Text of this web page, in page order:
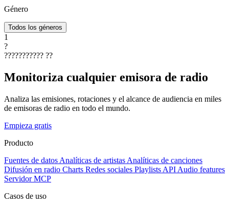
Género
Todos los géneros
1
?
??????????? ??
Monitoriza cualquier emisora de radio
Analiza las emisiones, rotaciones y el alcance de audiencia en miles
de emisoras de radio en todo el mundo.
Empieza gratis
Producto
Fuentes de datos Analíticas de artistas Analíticas de canciones
Difusión en radio Charts Redes sociales Playlists API Audio features
Servidor MCP
Casos de uso